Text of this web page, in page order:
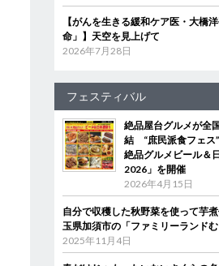
【がんを生きる緩和ケア医・大橋
命」】天空を見上げて
2026年7月28日
フェスティバル
絶品屋台グルメが全
結 “庶民派食フェス
絶品グルメビール＆
2026」を開催
2026年4月15日
自分で収穫した秋野菜を使って芋
玉県加須市の「ファミリーランドむ
2025年11月4日